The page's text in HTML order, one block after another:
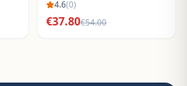
BO288632
4.6(0)
€37.80€54.00